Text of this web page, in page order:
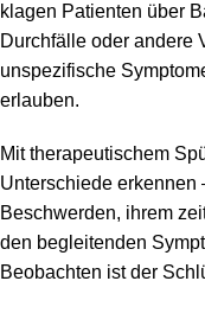
klagen Patienten über
Durchfälle oder andere
unspezifische
erlauben.
Mit therapeutischem
Unterschiede erkennen
Beschwerden, ihrem
den begleitenden
Beobachten ist der